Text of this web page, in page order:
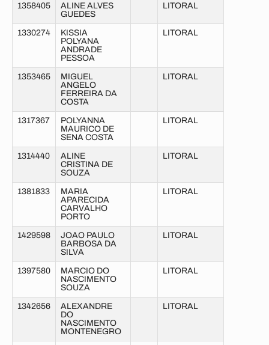
1358405
ALINE ALVES
GUEDES
LITORAL
1330274
KISSIA
POLYANA
ANDRADE
PESSOA
LITORAL
1353465
MIGUEL
ANGELO
FERREIRA DA
COSTA
LITORAL
1317367
POLYANNA
MAURICO DE
SENA COSTA
LITORAL
1314440
ALINE
CRISTINA DE
SOUZA
LITORAL
1381833
MARIA
APARECIDA
CARVALHO
PORTO
LITORAL
1429598
JOAO PAULO
BARBOSA DA
SILVA
LITORAL
1397580
MARCIO DO
NASCIMENTO
SOUZA
LITORAL
1342656
ALEXANDRE
DO
NASCIMENTO
MONTENEGRO
LITORAL